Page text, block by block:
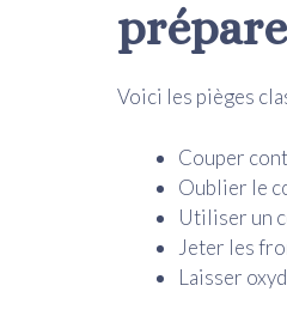
Voici les pièges
Couper
Oublier le
Utiliser un
Jeter les
Laisser